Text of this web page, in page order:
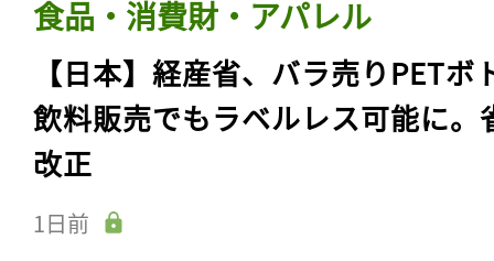
食品・消費財・アパレル
【日本】経産省、バラ売りPETボ
飲料販売でもラベルレス可能に。
改正
1日前